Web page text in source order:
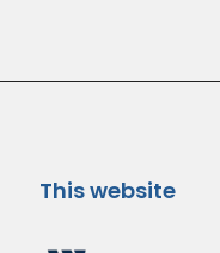
This website